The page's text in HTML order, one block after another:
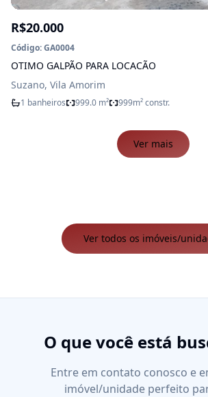
R$20.000
Código: GA0004
OTIMO GALPÃO PARA LOCACÃO
Suzano, Vila Amorim
1 banheiros 999.0 m² 999m² constr.
Ver mais
Ver todos os imóveis/
O que você está
Entre em contato conosco e
imóvel/unidade perfeito